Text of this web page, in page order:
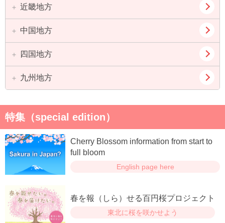
茨城県
群馬県
長野県
石川県
愛知県
静岡県
近畿地方
大阪府
京都府
奈良県
中国地方
鳥取県
岡山県
四国地方
徳島県九州地方
長崎県
大分県 宮崎県
鹿児島県
特集（special edition）
Cherry Blossom information from start to
full bloom
English page here
春を報（しら）せる百円桜プロジェクト
東北に桜を咲かせよう